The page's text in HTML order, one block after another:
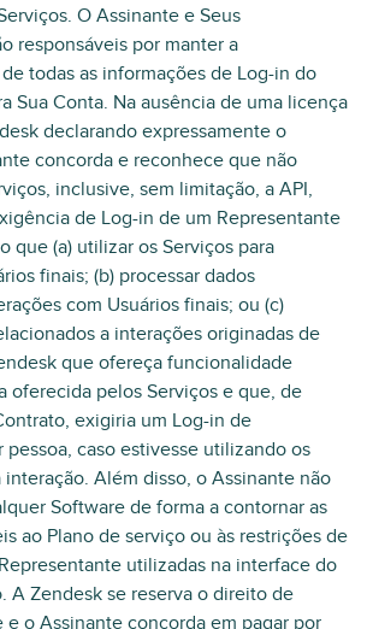
O Assinante e Seus
responsáveis por manter a
todas as informações de Log-in do
Sua Conta. Na ausência de uma licença
declarando expressamente o
concorda e reconhece que não
inclusive, sem limitação, a API,
de Log-in de um Representante
que (a) utilizar os Serviços para
finais; (b) processar dados
com Usuários finais; ou (c)
a interações originadas de
que ofereça funcionalidade
oferecida pelos Serviços e que, de
exigiria um Log-in de
pessoa, caso estivesse utilizando os
interação. Além disso, o Assinante não
Software de forma a contornar as
ao Plano de serviço ou às restrições de
utilizadas na interface do
A Zendesk se reserva o direito de
e o Assinante concorda em pagar por